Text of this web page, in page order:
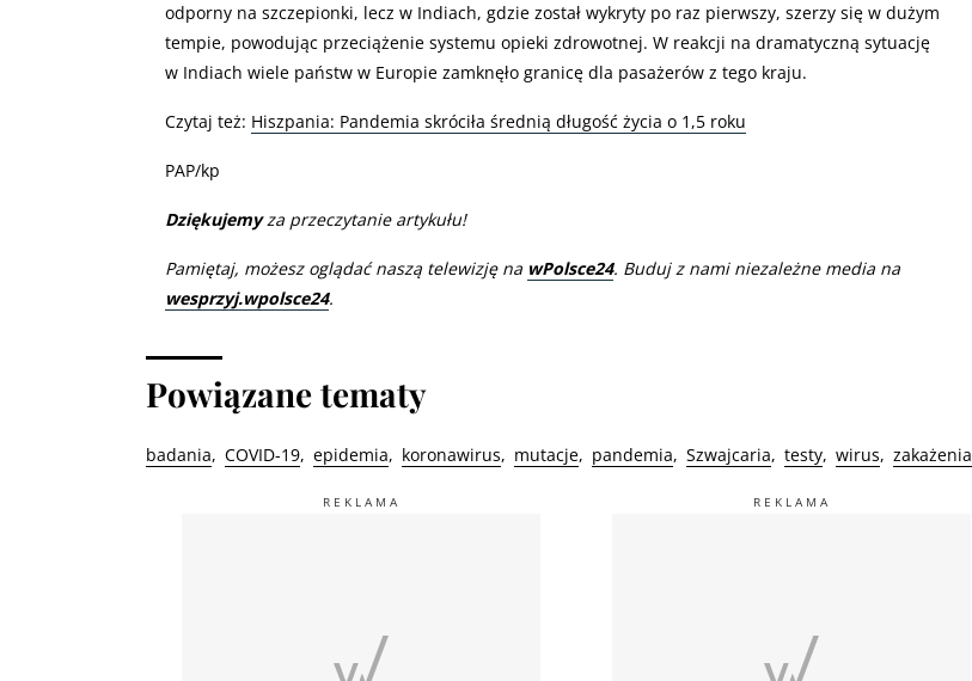
odporny na szczepionki, lecz w Indiach, gdzie został wykryty po raz pierwszy, szerzy się w dużym
tempie, powodując przeciążenie systemu opieki zdrowotnej. W reakcji na dramatyczną sytuację
w Indiach wiele państw w Europie zamknęło granicę dla pasażerów z tego kraju.
Czytaj też: Hiszpania: Pandemia skróciła średnią długość życia o 1,5 roku
PAP/kp
Dziękujemyza przeczytanie artykułu!
Pamiętaj, możesz oglądać naszą telewizję na wPolsce24. Buduj z nami niezależne media na
wesprzyj.wpolsce24.
Powiązane tematy
badania COVID-19 epidemia koronawirus mutacje pandemia Szwajcaria testy wirus zakażenia